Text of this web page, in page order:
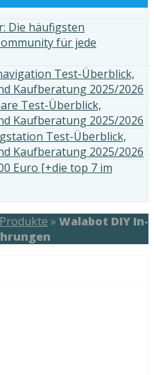
Die häufigsten
für jede
Test-Überblick,
Kaufberatung 2025/2026
Test-Überblick,
Kaufberatung 2025/2026
Test-Überblick,
Kaufberatung 2025/2026
Euro [+die top 7 im
Produkte » Walabot DIY In-